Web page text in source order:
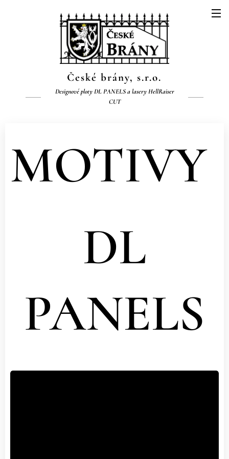
České brány, s.r.o.
Designové ploty DL PANELS a lasery HellRaiser
CUT
MOTIVY
DL
PANELS